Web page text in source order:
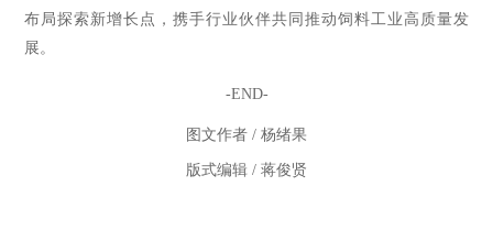
布局探索新增长点，携手行业伙伴共同推动饲料工业高质量发
展。
-END-
图文作者 / 杨绪果
版式编辑 / 蒋俊贤